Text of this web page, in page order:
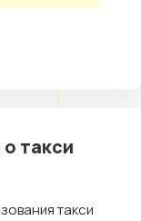
такси
такси